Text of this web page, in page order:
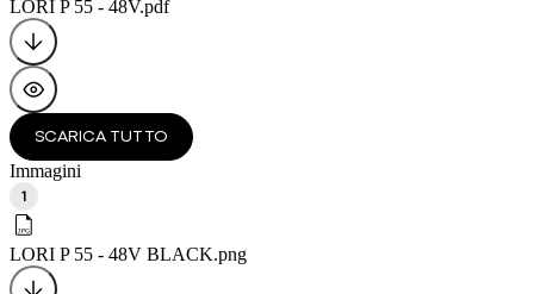
LORI P 55 - 48V.pdf
SCARICA TUTTO
Immagini
1
LORI P 55 - 48V BLACK.png